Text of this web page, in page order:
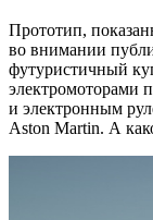
Прототип,
во внимании
футуристичный
электромоторами
и электронным
Aston Martin. А